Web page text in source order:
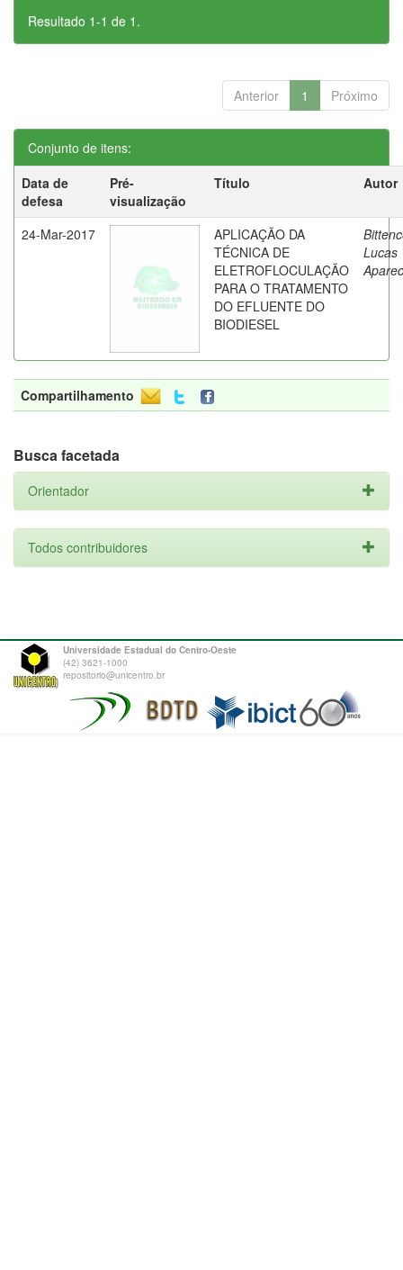
Resultado 1-1 de 1.
Anterior 1 Próximo
Conjunto de itens:
Data de
defesa
Pré-
visualização
Título Autor
24-Mar-2017
APLICAÇÃO DA
TÉCNICA DE
ELETROFLOCULAÇÃO
PARA O TRATAMENTO
DO EFLUENTE DO
BIODIESEL
Lucas
Compartilhamento
Busca facetada
Orientador
Todos contribuidores
Universidade Estadual do Centro-Oeste
(42) 3621-1000
repositorio@unicentro.br